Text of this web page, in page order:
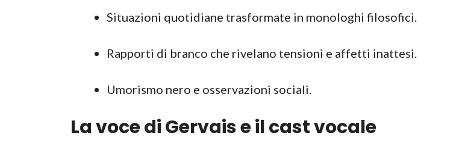
Situazioni quotidiane trasformate in monologhi filosofici.
Rapporti di branco che rivelano tensioni e affetti inattesi.
Umorismo nero e osservazioni sociali.
La voce di Gervais e il cast vocale